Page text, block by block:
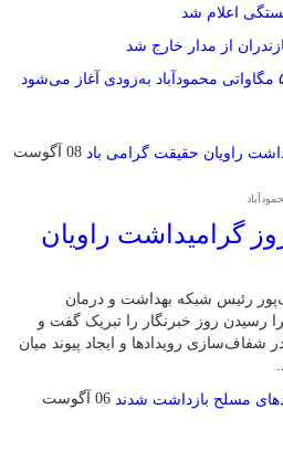
اعلام شد
08 آگوست
گرامیداشت راویان
رئیس شبکه بهداشت و درمان
رسیدن روز خبرنگار را تبریک گفت و
شفاف‌سازی رویدادها و ایجاد پیوند میان
06 آگوست